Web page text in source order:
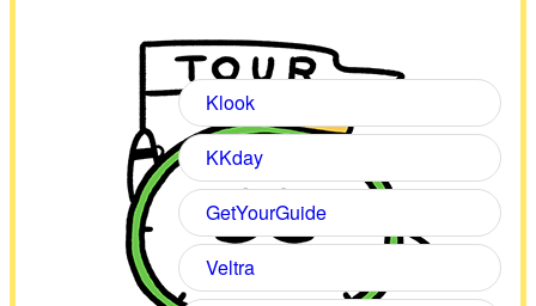
Klook
KKday
GetYourGuide
Veltra